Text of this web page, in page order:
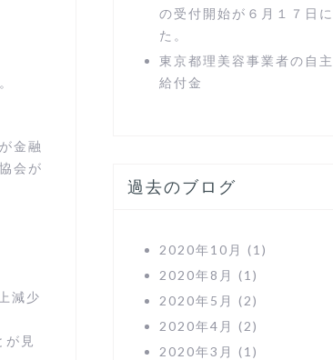
金融
会が
減少
見
の受付開始が６月１７日
た。
東京都理美容事業者の自
給付金
過去のブログ
2020年10月
(1)
2020年8月
(1)
2020年5月
(2)
2020年4月
(2)
2020年3月
(1)